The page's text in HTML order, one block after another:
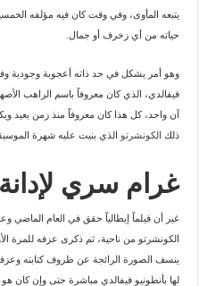
يتبعه المأوى، وفي وقت كان فيه مؤلفه
حياته من أي زخرف أو جمال.
وهو أمر يشكل في حد ذاته أعجوبة وجودية
فيفالدي، الذي كان معروفاً باسم الراهب
آن واحد، كل هذا كان معروفاً منذ زمن بعيد
ذلك الكونشرتو الذي بنيت عليه شهرة
غرام سري
غير أن فيلماً إيطالياً حقق في العام الماضي
الكونشرتو من ناحية، ثم ذكرى عزفه للمرة
ينسف الصورة الرائجة عن ظروف كتابته
لها بأنطونيو فيفالدي مباشرة حتى وإن كان